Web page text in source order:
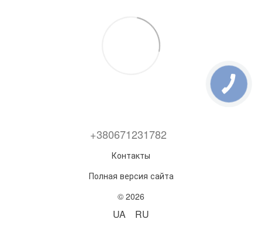
+380671231782
Контакты
Полная версия сайта
© 2026
UA RU